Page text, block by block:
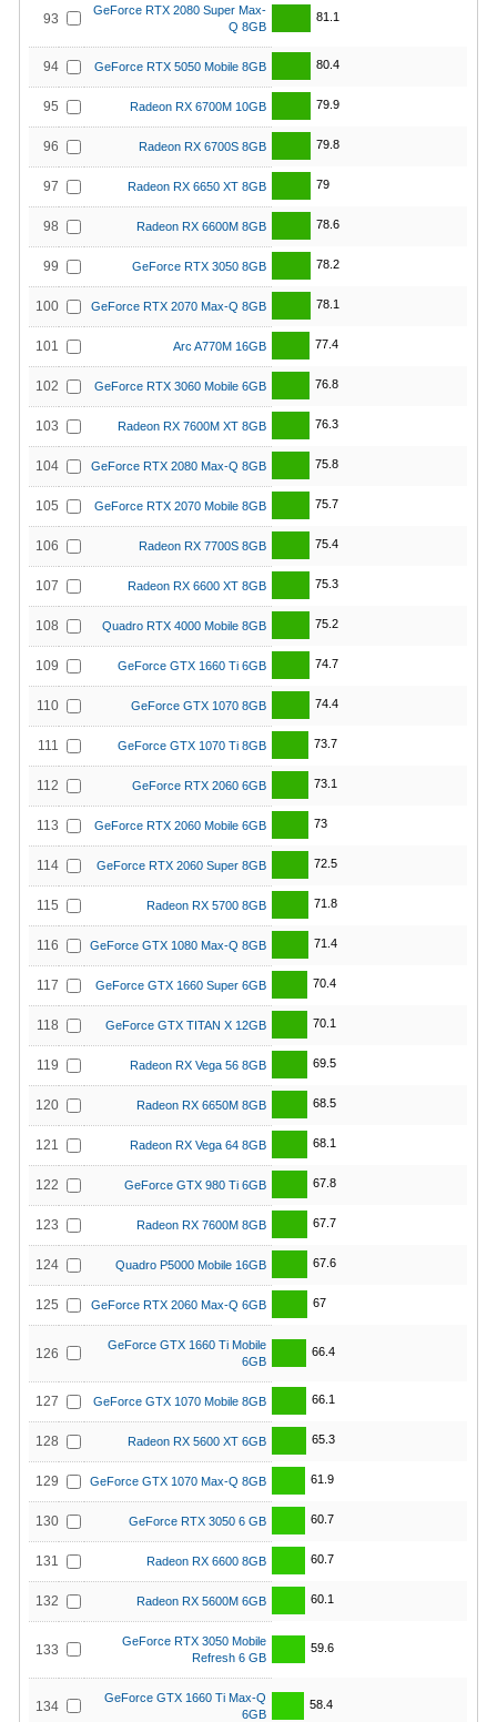
93
GeForce RTX 2080 Super Max-
Q 8GB
81.1
94 GeForce RTX 5050 Mobile 8GB 80.4
95 Radeon RX 6700M 10GB 79.9
96 Radeon RX 6700S 8GB 79.8
97 Radeon RX 6650 XT 8GB 79
98 Radeon RX 6600M 8GB 78.6
99 GeForce RTX 3050 8GB 78.2
100 GeForce RTX 2070 Max-Q 8GB 78.1
101 Arc A770M 16GB 77.4
102 GeForce RTX 3060 Mobile 6GB 76.8
103 Radeon RX 7600M XT 8GB 76.3
104 GeForce RTX 2080 Max-Q 8GB 75.8
105 GeForce RTX 2070 Mobile 8GB 75.7
106 Radeon RX 7700S 8GB 75.4
107 Radeon RX 6600 XT 8GB 75.3
108 Quadro RTX 4000 Mobile 8GB 75.2
109 GeForce GTX 1660 Ti 6GB 74.7
110 GeForce GTX 1070 8GB 74.4
111 GeForce GTX 1070 Ti 8GB 73.7
112 GeForce RTX 2060 6GB 73.1
113 GeForce RTX 2060 Mobile 6GB 73
114 GeForce RTX 2060 Super 8GB 72.5
115 Radeon RX 5700 8GB 71.8
116 GeForce GTX 1080 Max-Q 8GB 71.4
117 GeForce GTX 1660 Super 6GB 70.4
118 GeForce GTX TITAN X 12GB 70.1
119 Radeon RX Vega 56 8GB 69.5
120 Radeon RX 6650M 8GB 68.5
121 Radeon RX Vega 64 8GB 68.1
122 GeForce GTX 980 Ti 6GB 67.8
123 Radeon RX 7600M 8GB 67.7
124 Quadro P5000 Mobile 16GB 67.6
125 GeForce RTX 2060 Max-Q 6GB 67
126
GeForce GTX 1660 Ti Mobile
6GB
66.4
127 GeForce GTX 1070 Mobile 8GB 66.1
128 Radeon RX 5600 XT 6GB 65.3
129 GeForce GTX 1070 Max-Q 8GB 61.9
130 GeForce RTX 3050 6 GB 60.7
131 Radeon RX 6600 8GB 60.7
132 Radeon RX 5600M 6GB 60.1
133
GeForce RTX 3050 Mobile
Refresh 6 GB
59.6
134
GeForce GTX 1660 Ti Max-Q
6GB
58.4